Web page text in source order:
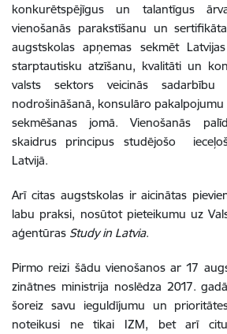
konkurētspējīgus un talantīgus
vienošanās parakstīšanu un
augstskolas apņemas sekmēt
starptautisku atzīšanu, kvalitāti un
valsts sektors veicinās sadarbību
nodrošināšanā, konsulāro
sekmēšanas jomā. Vienošanās
skaidrus principus studējošo
Latvijā.
Arī citas augstskolas ir aicinātas
labu praksi, nosūtot pieteikumu uz
aģentūras Study in Latvia.
Pirmo reizi šādu vienošanos ar 17
zinātnes ministrija noslēdza 2017.
šoreiz savu ieguldījumu un
noteikusi ne tikai IZM, bet arī citu